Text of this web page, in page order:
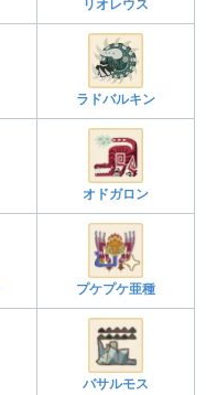
リオレウス
ラドバルキン
オドガロン
プケプケ亜種
バサルモス